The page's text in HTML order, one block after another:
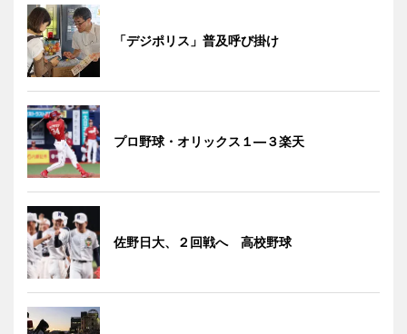
「デジポリス」普及呼び掛け
プロ野球・オリックス１―３楽天
佐野日大、２回戦へ 高校野球